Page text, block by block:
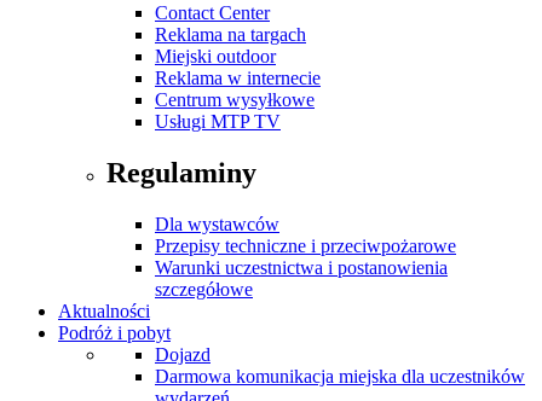
Contact Center
Reklama na targach
Miejski outdoor
Reklama w internecie
Centrum wysyłkowe
Usługi MTP TV
Regulaminy
Dla wystawców
Przepisy techniczne i przeciwpożarowe
Warunki uczestnictwa i postanowienia
szczegółowe
Aktualności
Podróż i pobyt
Dojazd
Darmowa komunikacja miejska dla uczestników